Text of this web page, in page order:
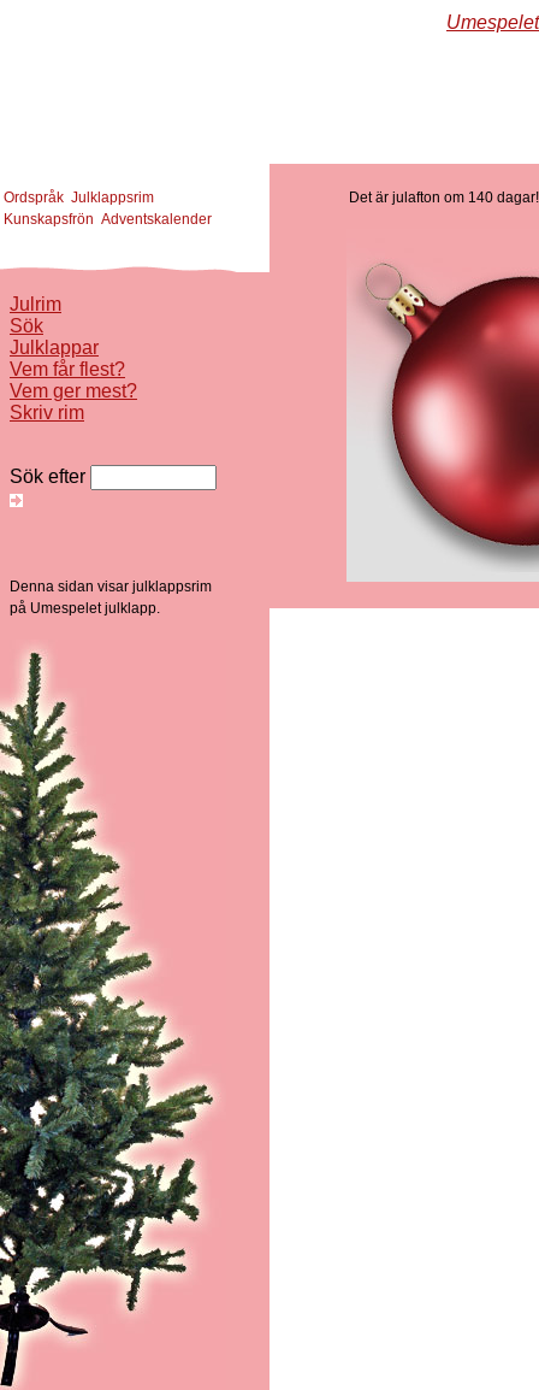
Umespelet
Ordspråk Julklappsrim
Kunskapsfrön Adventskalender
Julrim
Sök
Julklappar
Vem får flest?
Vem ger mest?
Skriv rim
Sök efter
Denna sidan visar julklappsrim
på Umespelet julklapp.
Det är julafton om 140 dagar!